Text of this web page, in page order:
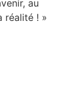
au
réalité ! »